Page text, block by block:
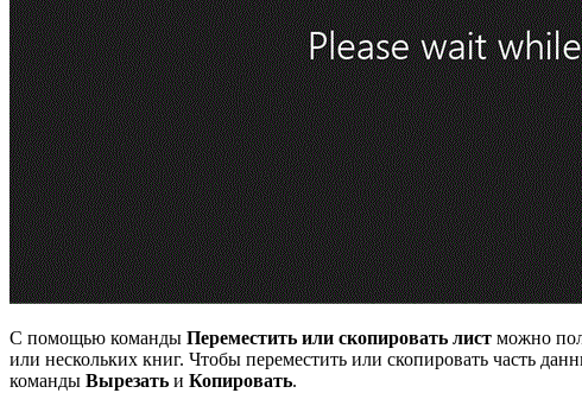
С помощью команды Переместить или скопировать лист можно
или нескольких книг. Чтобы переместить или скопировать часть
команды Вырезать и Копировать.